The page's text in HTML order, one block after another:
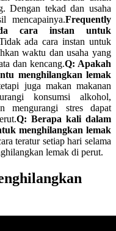
Dengan tekad dan usaha
mencapainya.Frequently
cara instan untuk
ada cara instan untuk
waktu dan usaha yang
dan kencang.Q: Apakah
menghilangkan lemak
juga makan makanan
konsumsi alkohol,
mengurangi stres dapat
Q: Berapa kali dalam
menghilangkan lemak
teratur setiap hari selama
lemak di perut.